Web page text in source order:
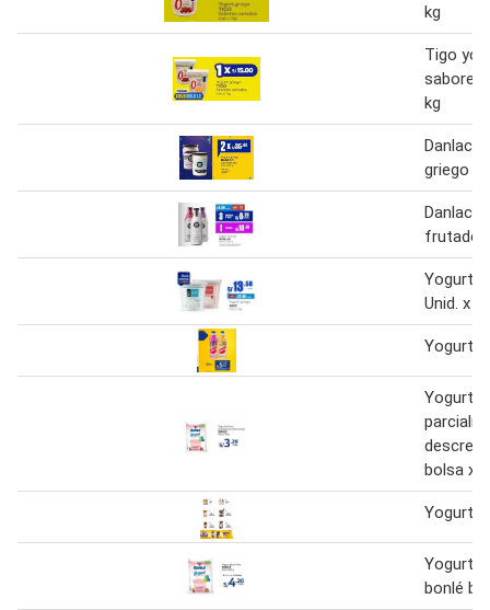
kg
Tigo
sabores
kg
Danlac
griego
Danlac
frutado
Yogurt
Unid. x 1
Yogurt
Yogurt
bolsa x
Yogurt
Yogurt
bonlé